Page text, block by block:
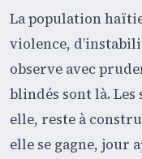
La population
violence,
observe avec
blindés sont là.
elle, reste à
elle se gagne, jour